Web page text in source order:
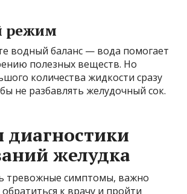
режим
водный баланс — вода помогает
полезных веществ. Но
количества жидкости сразу
не разбавлять желудочный сок.
желудка
тревожные симптомы, важно
к врачу и пройти